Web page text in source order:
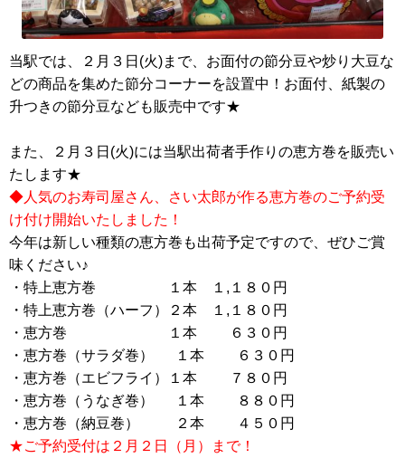
当駅では、２月３日(火)まで、 お面付の節分豆や炒り大豆な
どの商品を集めた節分コーナーを設置中！お面付、紙製の
升つきの節分豆なども販売中です★
また、２月３日(火)には当駅出荷者手作りの恵方巻を販売い
たします★
◆人気のお寿司屋さん、さい太郎が作る恵方巻のご予約受
け付け開始いたしました！
今年は新しい種類の恵方巻も出荷予定ですので、ぜひご賞
味ください♪
・特上恵方巻 １本 １,１８０円
・特上恵方巻（ハーフ）２本 １,１８０円
・恵方巻 １本 ６３０円
・恵方巻（サラダ巻） １本 ６３０円
・恵方巻（エビフライ）１本 ７８０円
・恵方巻（うなぎ巻） １本 ８８０円
・恵方巻（納豆巻） ２本 ４５０円
★ご予約受付は２月２日（月）まで！